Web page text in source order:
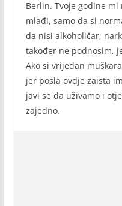
Berlin. Tvoje godine
mlađi, samo da si
da nisi alkoholičar,
također ne podnosim,
Ako si vrijedan
jer posla ovdje zaista
javi se da uživamo i
zajedno.